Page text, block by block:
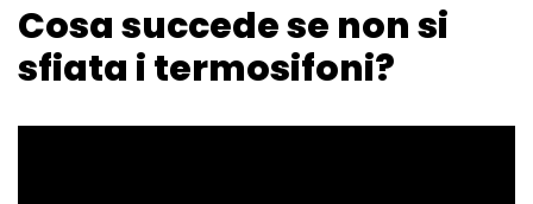
Cosa succede se non si
sfiata i termosifoni?